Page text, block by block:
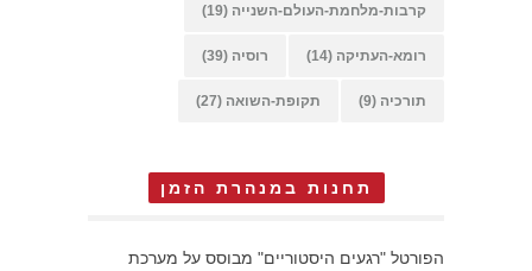
קרבות-מלחמת-העולם-השנייה (19)
רומא-העתיקה (14) רוסיה (39)
תורכיה (9) תקופת-השואה (27)
תחנות במנהרת הזמן
הפורטל "רגעים היסטוריים" מבוסס על מערכת